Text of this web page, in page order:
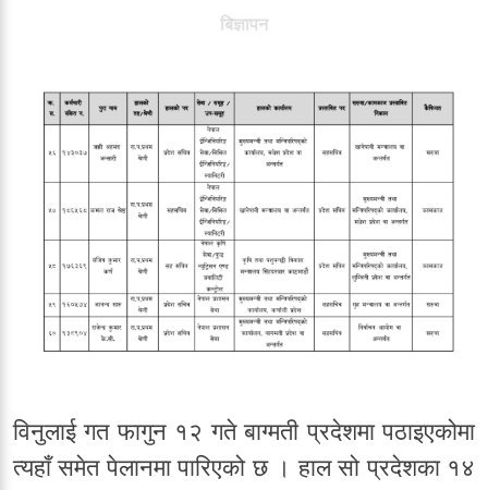
बिज्ञापन
विनुलाई गत फागुन १२ गते बाग्मती प्रदेशमा पठाइएकोमा
त्यहाँ समेत पेलानमा पारिएको छ । हाल सो प्रदेशका १४